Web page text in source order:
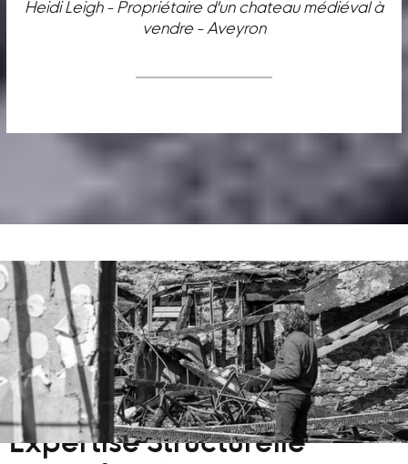
Heidi Leigh - Propriétaire d'un chateau médiéval à
vendre - Aveyron
Expertise Structurelle